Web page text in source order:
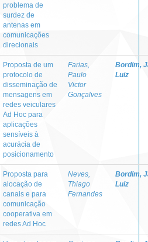
problema de
surdez de
antenas em
comunicações
direcionais
Proposta de um
protocolo de
disseminação de
mensagens em
redes veiculares
Ad Hoc para
aplicações
sensíveis à
acurácia de
posicionamento
Farias,
Paulo
Victor
Gonçalves
Bordim,
Luiz
Proposta para
alocação de
canais e para
comunicação
cooperativa em
redes Ad Hoc
Neves,
Thiago
Fernandes
Bordim,
Luiz